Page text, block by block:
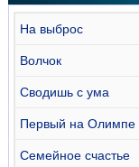
На выброс
Волчок
Сводишь с ума
Первый на Олимпе
Семейное счастье